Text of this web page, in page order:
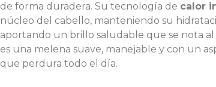
de forma duradera. Su tecnología de calor
núcleo del cabello, manteniendo su
aportando un brillo saludable que se nota
es una melena suave, manejable y con un
que perdura todo el día.